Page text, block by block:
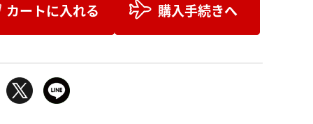
カートに入れる 購入手続きへ